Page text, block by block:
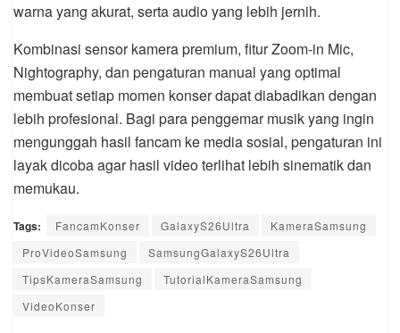
warna yang akurat, serta audio yang lebih jernih.
Kombinasi sensor kamera premium, fitur Zoom-in Mic,
Nightography, dan pengaturan manual yang optimal
membuat setiap momen konser dapat diabadikan dengan
lebih profesional. Bagi para penggemar musik yang ingin
mengunggah hasil fancam ke media sosial, pengaturan ini
layak dicoba agar hasil video terlihat lebih sinematik dan
memukau.
Tags: FancamKonser GalaxyS26Ultra
KameraSamsung
ProVideoSamsung
SamsungGalaxyS26Ultra
TipsKameraSamsung
TutorialKameraSamsung
VideoKonser